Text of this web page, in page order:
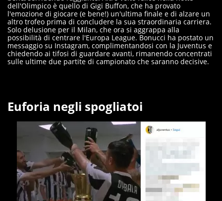
dell'Olimpico è quello di Gigi Buffon, che ha provato
l'emozione di giocare (e bene!) un'ultima finale e di alzare un
altro trofeo prima di concludere la sua straordinaria carriera.
Solo delusione per il Milan, che ora si aggrappa alla
possibilità di centrare l'Europa League. Bonucci ha postato un
messaggio su Instagram, complimentandosi con la Juventus e
chiedendo ai tifosi di guardare avanti, rimanendo concentrati
sulle ultime due partite di campionato che saranno decisive.
Euforia negli spogliatoi